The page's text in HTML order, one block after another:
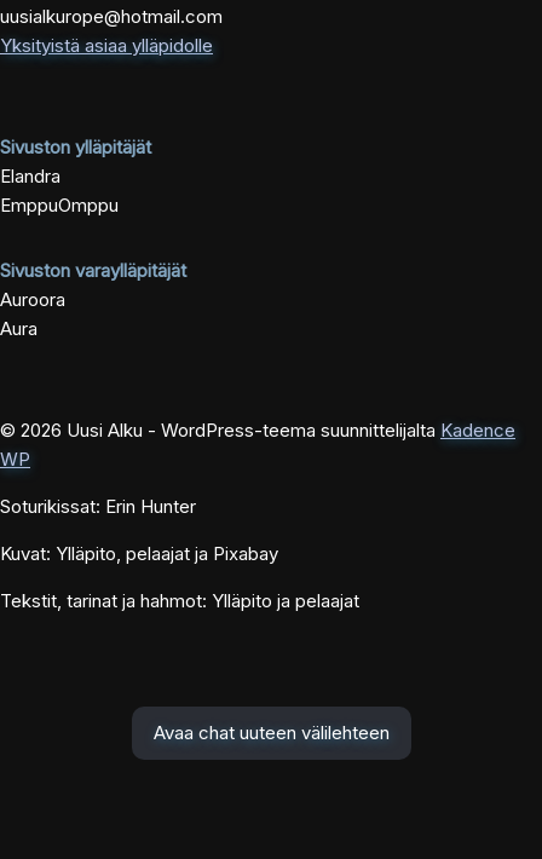
uusialkurope@hotmail.com
Yksityistä asiaa ylläpidolle
Sivuston ylläpitäjät
Elandra
EmppuOmppu
Sivuston varaylläpitäjät
Auroora
Aura
© 2026 Uusi Alku - WordPress-teema suunnittelijalta Kadence
WP
Soturikissat: Erin Hunter
Kuvat: Ylläpito, pelaajat ja Pixabay
Tekstit, tarinat ja hahmot: Ylläpito ja pelaajat
Avaa chat uuteen välilehteen